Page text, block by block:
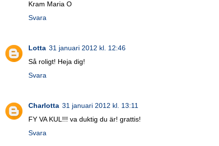
Kram Maria O
Svara
Lotta 31 januari 2012 kl. 12:46
Så roligt! Heja dig!
Svara
Charlotta 31 januari 2012 kl. 13:11
FY VA KUL!!! va duktig du är! grattis!
Svara